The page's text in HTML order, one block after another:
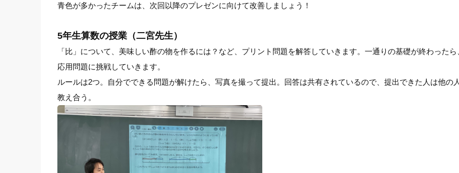
青色が多かったチームは、次回以降のプレゼンに向けて改善しましょう！
5年生算数の授業（二宮先生）
「比」について、美味しい酢の物を作るには？など、プリント問題を解答していきます。一通りの基礎が終わった
応用問題に挑戦していきます。
ルールは2つ。自分でできる問題が解けたら、写真を撮って提出。回答は共有されているので、提出できた人は他
教え合う。